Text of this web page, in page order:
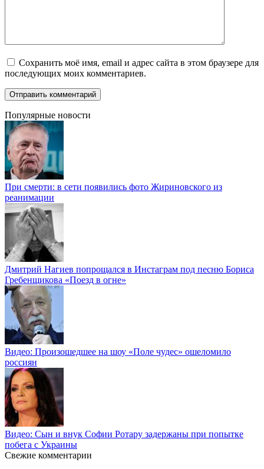
Сохранить моё имя, email и адрес сайта в этом браузере для
последующих моих комментариев.
Популярные новости
При смерти: в сети появились фото Жириновского из
реанимации
Дмитрий Нагиев попрощался в Инстаграм под песню Бориса
Гребенщикова «Поезд в огне»
Видео: Произошедшее на шоу «Поле чудес» ошеломило
россиян
Видео: Сын и внук Софии Ротару задержаны при попытке
побега с Украины
Свежие комментарии